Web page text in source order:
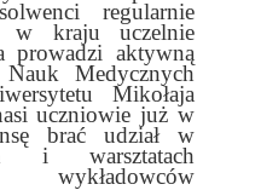
regularnie
w kraju uczelnie
prowadzi aktywną
Nauk Medycznych
Mikołaja
uczniowie już w
brać udział w
i warsztatach
wykładowców